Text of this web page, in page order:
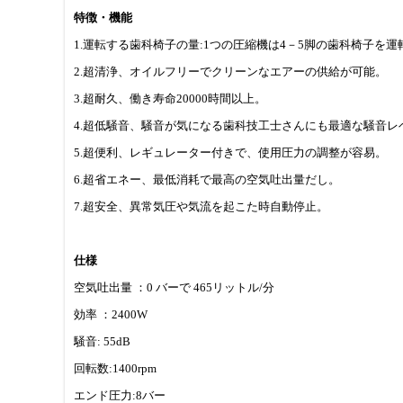
特徴・機能
1.運転する歯科椅子の量:1つの圧縮機は4－5脚の歯科椅子を運
2.超清浄、オイルフリーでクリーンなエアーの供給が可能。
3.超耐久、働き寿命20000時間以上。
4.超低騒音、騒音が気になる歯科技工士さんにも最適な騒音レ
5.超便利、レギュレーター付きで、使用圧力の調整が容易。
6.超省エネー、最低消耗で最高の空気吐出量だし。
7.超安全、異常気圧や気流を起こた時自動停止。
仕様
空気吐出量 ：0 バーで 465リットル/分
効率 ：2400W
騒音: 55dB
回転数:1400rpm
エンド圧力:8バー